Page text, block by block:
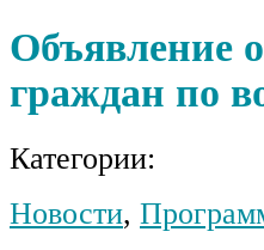
Объявление
граждан по
Категории:
Новости,